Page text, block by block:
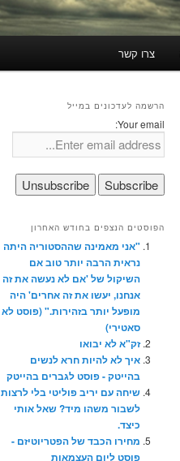
צרו קשר
הרשמה לעדכונים במייל
Your email:
הפוסטים הנצפים בחודש האחרון
"אני מאמינה שההסטוריה היתה
נראית הרבה יותר טוב אם
השיקול של 'אם לא נעשה את זה
אנחנו, יעשו את זה אחרים' היה
מופעל יותר בזהירות." (פוסט לא
סאטירי)
זק"א לא יבואו
איך לא להיות חרא לנשים
בהייטק - פוסט לגברים בהייטק
שיחה עם יריב פוליטי בלי לרצות
לשבור משהו מיד? שאל אותי
כיצד.
מחירו הכבד של הפטריוטיזם -
פוסט ליום העצמאות